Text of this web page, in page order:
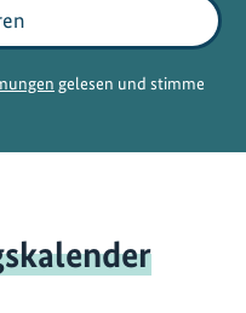
g
n
n
s
gelesen und stimme